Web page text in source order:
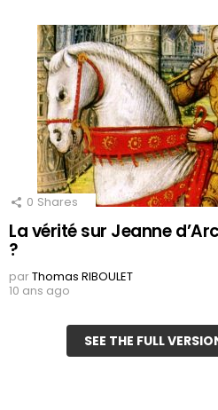
0 Shares
La vérité sur Jeanne
?
parThomas RIBOULET
10 ans ago
SEE THE FULL